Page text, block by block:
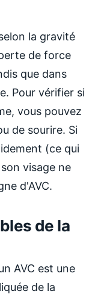
la gravité
de force
que dans
Pour vérifier si
vous pouvez
de sourire. Si
(ce qui
visage ne
d'AVC.
de la
AVC est une
de la